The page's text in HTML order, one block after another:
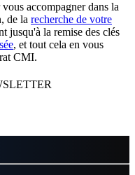
accompagner dans la
de la recherche de votre
jusqu'à la remise des clés
, et tout cela en vous
CMI.